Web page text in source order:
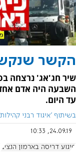
הקשר
שיר חג'אג' נרצחה
השבעה היה אדם
עד היום.
בשיתוף 'איגוד רבני
24.09.19, 10:33
פיגוע דריסה בארמון הנציב